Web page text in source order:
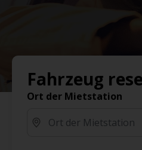
Fahrzeug
Ort der Mietstation